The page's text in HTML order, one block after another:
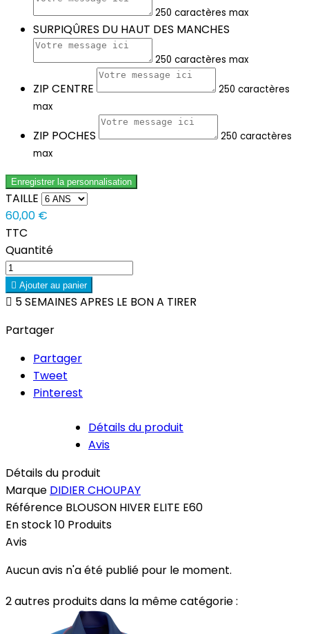
250 caractères max
SURPIQÛRES DU HAUT DES MANCHES
250 caractères max
ZIP CENTRE
250 caractères
max
ZIP POCHES
250 caractères
max
Enregistrer la personnalisation
TAILLE
60,00 €
TTC
Quantité
 Ajouter au panier
 5 SEMAINES APRES LE BON A TIRER
Partager
Partager
Tweet
Pinterest
Détails du produit
Avis
Détails du produit
Marque DIDIER CHOUPAY
Référence BLOUSON HIVER ELITE E60
En stock10 Produits
Avis
Aucun avis n'a été publié pour le moment.
2 autres produits dans la même catégorie :